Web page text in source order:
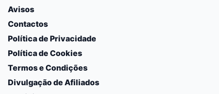
Avisos
Contactos
Política de Privacidade
Política de Cookies
Termos e Condições
Divulgação de Afiliados